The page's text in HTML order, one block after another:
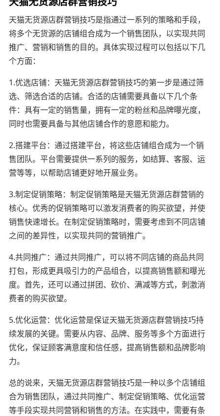
天猫无货源店群营销技巧是指通过一系列的策略和手段，
将多个无货源的店铺组合成为一个销售团队，以实现共同
推广、营销和销售的目的。具体实现过程可以包括以下几
个方面：
1.优选店铺：天猫无货源店群营销技巧的第一步是通过筛
选、筛选合适的店铺。合适的店铺需要具备以下几个条
件：具有一定的销售量，拥有一定的粉丝和品牌曝光度，
同时也需要具备与其他店铺合作的意愿和能力。
2.搭建平台：通过搭建平台，将这些店铺组合成为一个销
售团队。平台需要提供一系列的服务，如结算、客服、运
营等等，以帮助店铺更好地开展业务。
3.制定促销策略：制定促销策略是天猫无货源店群营销的
核心。优秀的促销策略可以激发消费者的购买欲望，并使
销售快速增长。在制定促销策略时，需要考虑到不同店铺
之间的差异性，以实现共同的营销推广。
4.共同推广：通过共同推广，可以将不同店铺的商品共同
打包，形成更具吸引力的产品组合，以提高销售额和曝光
度。首先，还可以通过拼团、砍价、满减等方式，刺激消
费者的购买欲望。
5.优化运营：优化运营是保证天猫无货源店群营销技巧持
续发展的关键。需要从内容、品牌、服务等多个方面进行
优化，保证顾客满意度和信任感，提高销售额和品牌影响
力。
总的说来，天猫无货源店群营销技巧是一种以多个店铺组
合为销售团队，通过共同推广、制定促销策略、优化运营
等手段实现共同营销和销售的方法。在实践中，需要有条